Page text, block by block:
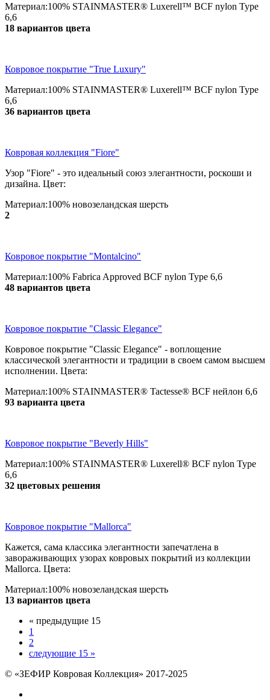
Материал:100% STAINMASTER® Luxerell™ BCF nylon Type
6,6
18 вариантов цвета
Ковровое покрытие "True Luxury"
Материал:100% STAINMASTER® Luxerell™ BCF nylon Type
6,6
36 вариантов цвета
Ковровая коллекция "Fiore"
Узор "Fiore" - это идеальный союз элегантности, роскоши и
дизайна. Цвет:
Материал:100% новозеландская шерсть
2
Ковровое покрытие "Montalcino"
Материал:100% Fabrica Approved BCF nylon Type 6,6
48 вариантов цвета
Ковровое покрытие "Classic Elegance"
Ковровое покрытие "Classic Elegance" - воплощение
классической элегантности и традиции в своем самом высшем
исполнении. Цвета:
Материал:100% STAINMASTER® Tactesse® BCF нейлон 6,6
93 варианта цвета
Ковровое покрытие "Beverly Hills"
Материал:100% STAINMASTER® Luxerell® BCF nylon Type
6,6
32 цветовых решения
Ковровое покрытие "Mallorca"
Кажется, сама классика элегантности запечатлена в
завораживающих узорах ковровых покрытий из коллекции
Mallorca. Цвета:
Материал:100% новозеландская шерсть
13 вариантов цвета
« предыдущие 15
1
2
следующие 15 »
© «ЗЕФИР Ковровая Коллекция» 2017-2025